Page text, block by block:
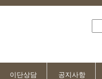
이단상담 공지사항